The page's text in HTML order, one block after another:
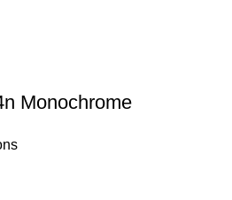
Monochrome